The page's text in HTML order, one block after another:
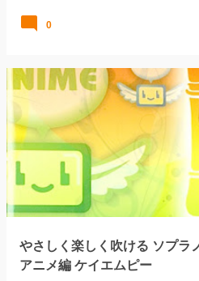
0
やさしく楽しく吹ける ソプラ
アニメ編 ケイエムピー